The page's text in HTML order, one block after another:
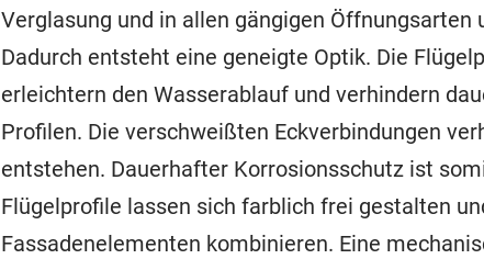
Verglasung und in allen gängigen
Dadurch entsteht eine geneigte Optik. Die
erleichtern den Wasserablauf und verhindern
Profilen. Die verschweißten Eckverbindungen
entstehen. Dauerhafter Korrosionsschutz ist
Flügelprofile lassen sich farblich frei gestalten
Fassadenelementen kombinieren. Eine